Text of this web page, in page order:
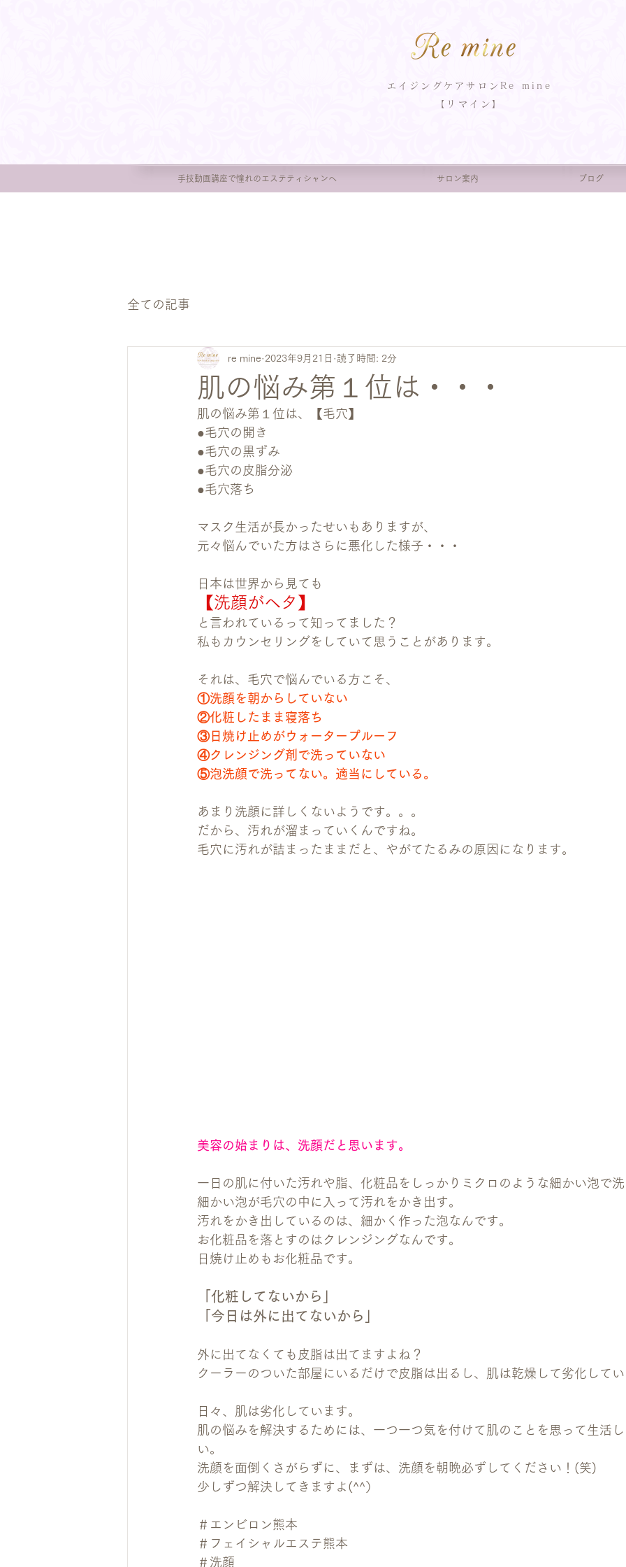
エイジングケアサロンRe mine
【リマイン】
手技動画講座で憧れのエステティシャンへ サロン案内 ブログ
全ての記事
肌の悩み第１位は・・・
re mine 2023年9月21日 読了時間: 2分
肌の悩み第１位は、【毛穴】
●毛穴の開き
●毛穴の黒ずみ
●毛穴の皮脂分泌
●毛穴落ち
マスク生活が長かったせいもありますが、
元々悩んでいた方はさらに悪化した様子・・・
日本は世界から見ても
【洗顔がヘタ】
と言われているって知ってました？
私もカウンセリングをしていて思うことがあります。
それは、毛穴で悩んでいる方こそ、
①洗顔を朝からしていない
②化粧したまま寝落ち
③日焼け止めがウォータープルーフ
④クレンジング剤で洗っていない
⑤泡洗顔で洗ってない。適当にしている。
あまり洗顔に詳しくないようです。。。
だから、汚れが溜まっていくんですね。
毛穴に汚れが詰まったままだと、やがてたるみの原因になります。
美容の始まりは、洗顔だと思います。
一日の肌に付いた汚れや脂、化粧品をしっかりミクロのような細かい泡で
細かい泡が毛穴の中に入って汚れをかき出す。
汚れをかき出しているのは、細かく作った泡なんです。
お化粧品を落とすのはクレンジングなんです。
日焼け止めもお化粧品です。
「化粧してないから」
「今日は外に出てないから」
外に出てなくても皮脂は出てますよね？
クーラーのついた部屋にいるだけで皮脂は出るし、肌は乾燥して劣化して
日々、肌は劣化しています。
肌の悩みを解決するためには、一つ一つ気を付けて肌のことを思って生活
い。
洗顔を面倒くさがらずに、まずは、洗顔を朝晩必ずしてください！(笑)
少しずつ解決してきますよ(^^）
＃エンビロン熊本
＃フェイシャルエステ熊本
＃洗顔